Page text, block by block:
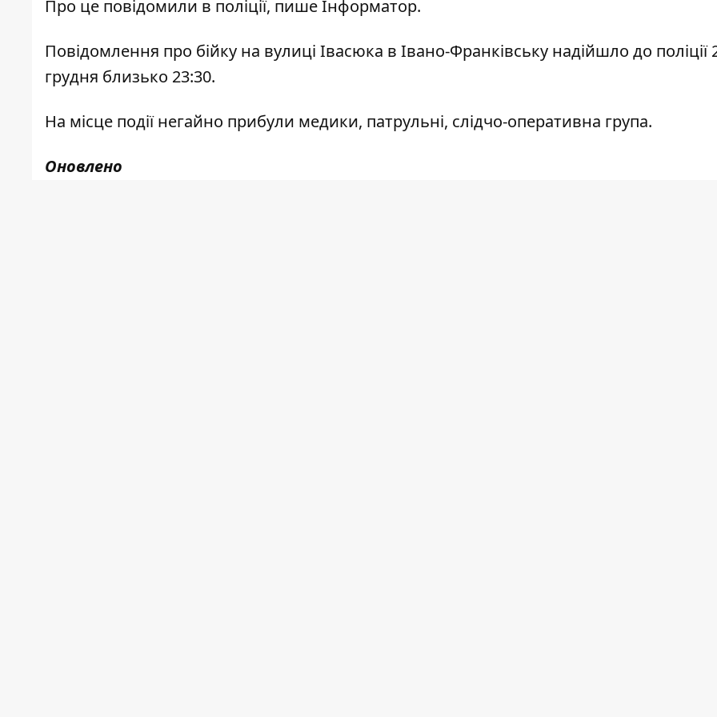
Про це повідомили в поліції, пишеІнформатор.
Повідомлення про бійку на вулиці Івасюка в Івано-Франківську надійшло до поліції
грудня близько 23:30.
На місце події негайно прибули медики, патрульні, слідчо-оперативна група.
Оновлено